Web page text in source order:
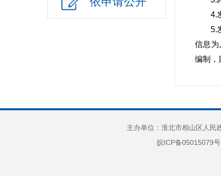
社会公益事业建设
4.
5.
信息为
编制，
括发文
一组表
意义
主办单位：淮北市相山区人
皖ICP备05015079